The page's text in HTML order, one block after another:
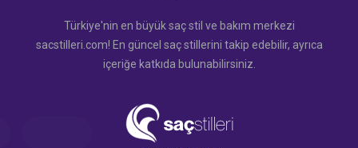
Türkiye'nin en büyük saç stil ve bakım merkezi
sacstilleri.com! En güncel saç stillerini takip edebilir, ayrıca
içeriğe katkıda bulunabilirsiniz.